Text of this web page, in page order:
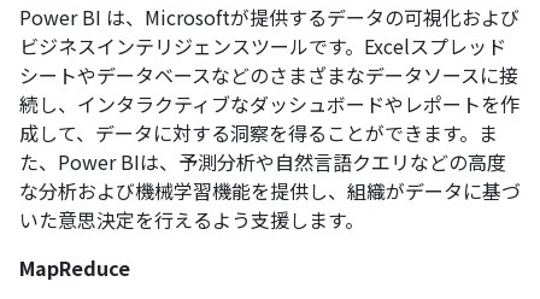
Power BI は、Microsoftが提供するデータの可視化および
ビジネスインテリジェンスツールです。Excelスプレッド
シートやデータベースなどのさまざまなデータソースに接
続し、インタラクティブなダッシュボードやレポートを作
成して、データに対する洞察を得ることができます。ま
た、Power BIは、予測分析や自然言語クエリなどの高度
な分析および機械学習機能を提供し、組織がデータに基づ
いた意思決定を行えるよう支援します。
MapReduce